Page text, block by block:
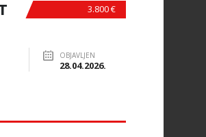
3.800 €
OBJAVLJEN
28.04.2026.